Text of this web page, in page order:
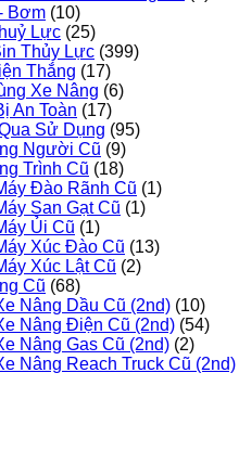
Bơm (10)
Lực (25)
Thủy Lực (399)
Thắng (17)
Xe Nâng (6)
An Toàn (17)
Sử Dụng (95)
Người Cũ (9)
Trình Cũ (18)
Đào Rãnh Cũ (1)
San Gạt Cũ (1)
Ủi Cũ (1)
Xúc Đào Cũ (13)
Xúc Lật Cũ (2)
Cũ (68)
Nâng Dầu Cũ (2nd) (10)
Nâng Điện Cũ (2nd) (54)
Nâng Gas Cũ (2nd) (2)
Nâng Reach Truck Cũ (2nd)